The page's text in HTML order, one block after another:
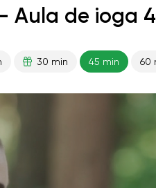
Aula de ioga
30 min 45 min 60